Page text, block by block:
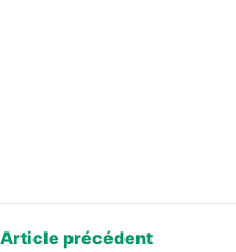
Article précédent